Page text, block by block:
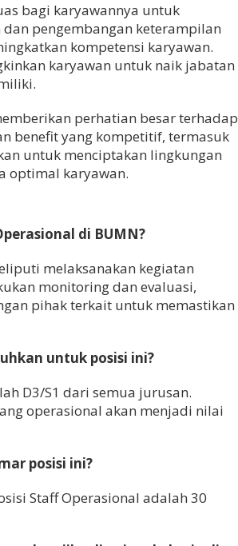
bagi karyawannya untuk
pengembangan keterampilan
kompetensi karyawan.
karyawan untuk naik jabatan
perhatian besar terhadap
benefit yang kompetitif, termasuk
untuk menciptakan lingkungan
optimal karyawan.
di BUMN?
melaksanakan kegiatan
monitoring dan evaluasi,
pihak terkait untuk memastikan
untuk posisi ini?
D3/S1 dari semua jurusan.
operasional akan menjadi nilai
posisi ini?
Staff Operasional adalah 30